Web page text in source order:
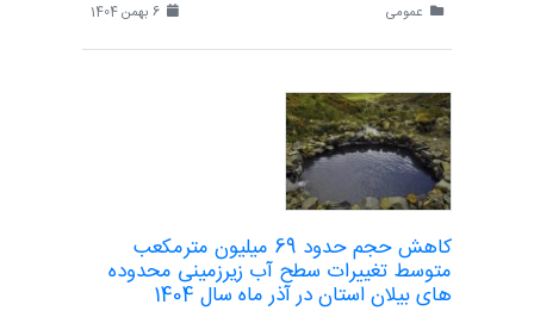
عمومی
کاهش حجم حدود 69 میلیون مترمکعب
متوسط تغییرات سطح آب زیرزمینی محدوده
های بیلان استان در آذر ماه سال 1404